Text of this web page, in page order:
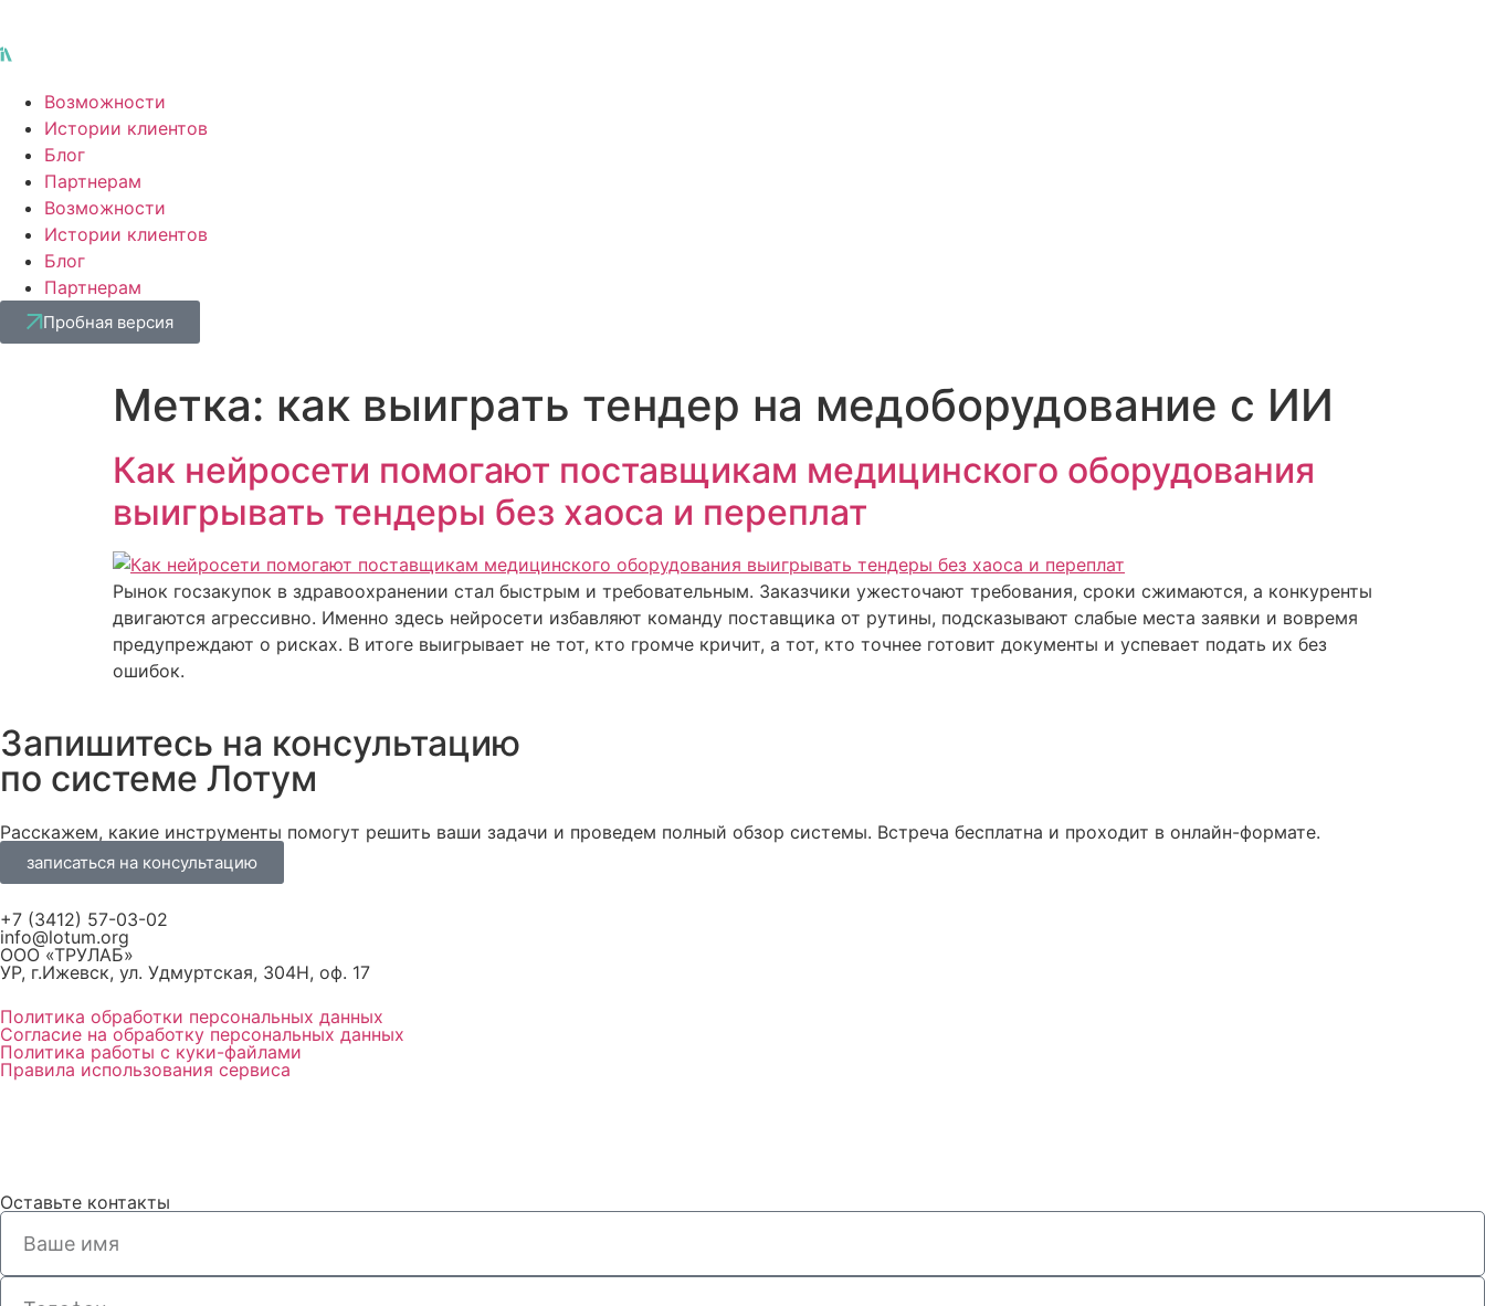
Возможности
Истории клиентов
Блог
Партнерам
Возможности
Истории клиентов
Блог
Партнерам
Пробная версия
Метка: как выиграть тендер на медоборудование с ИИ
Как нейросети помогают поставщикам медицинского оборудования
выигрывать тендеры без хаоса и переплат
Рынок госзакупок в здравоохранении стал быстрым и требовательным. Заказчики ужесточают требования, сроки сжимаются, а конкуренты
двигаются агрессивно. Именно здесь нейросети избавляют команду поставщика от рутины, подсказывают слабые места заявки и вовремя
предупреждают о рисках. В итоге выигрывает не тот, кто громче кричит, а тот, кто точнее готовит документы и успевает подать их без
ошибок.
Запишитесь на консультацию
по системе Лотум
Расскажем, какие инструменты помогут решить ваши задачи и проведем полный обзор системы. Встреча бесплатна и проходит в онлайн-формате.
записаться на консультацию
+7 (3412) 57-03-02
info@lotum.org
ООО «ТРУЛАБ»
УР, г.Ижевск, ул. Удмуртская, 304Н, оф. 17
Политика обработки персональных данных
Согласие на обработку персональных данных
Политика работы с куки-файлами
Правила использования сервиса
Оставьте контакты